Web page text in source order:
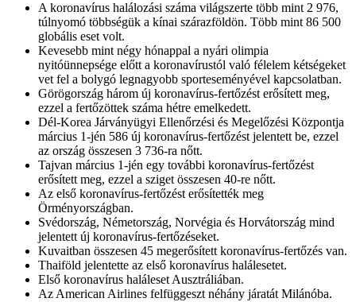
A koronavírus halálozási száma világszerte több mint 2 976,
túlnyomó többségük a kínai szárazföldön. Több mint 86 500
globális eset volt.
Kevesebb mint négy hónappal a nyári olimpia
nyitóünnepsége előtt a koronavírustól való félelem kétségeket
vet fel a bolygó legnagyobb sporteseményével kapcsolatban.
Görögország három új koronavírus-fertőzést erősített meg,
ezzel a fertőzöttek száma hétre emelkedett.
Dél-Korea Járványügyi Ellenőrzési és Megelőzési Központja
március 1-jén 586 új koronavírus-fertőzést jelentett be, ezzel
az ország összesen 3 736-ra nőtt.
Tajvan március 1-jén egy további koronavírus-fertőzést
erősített meg, ezzel a sziget összesen 40-re nőtt.
Az első koronavírus-fertőzést erősítették meg
Örményországban.
Svédország, Németország, Norvégia és Horvátország mind
jelentett új koronavírus-fertőzéseket.
Kuvaitban összesen 45 megerősített koronavírus-fertőzés van.
Thaiföld jelentette az első koronavírus halálesetet.
Első koronavírus haláleset Ausztráliában.
Az American Airlines felfüggeszt néhány járatát Milánóba.